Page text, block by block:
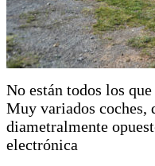
No están todos los
Muy variados coches,
diametralmente
electrónica